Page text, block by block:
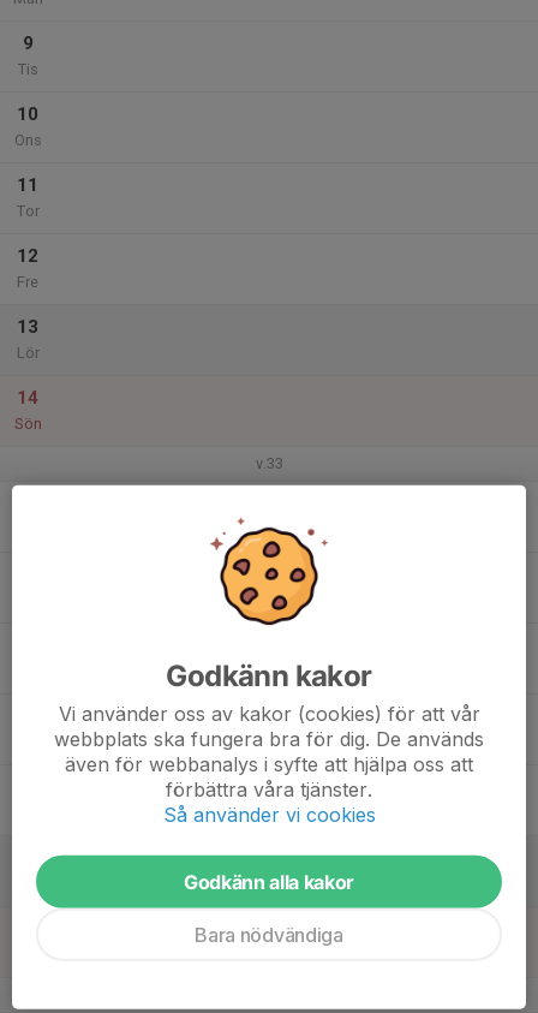
9
Tis
10
Ons
11
Tor
12
Fre
13
Lör
14
Sön
v.33
Lör
Godkänn kakor
Vi använder oss av kakor (cookies) för att vår
webbplats ska fungera bra för dig. De används
även för webbanalys i syfte att hjälpa oss att
förbättra våra tjänster.
Så använder vi cookies
Godkänn alla kakor
Bara nödvändiga